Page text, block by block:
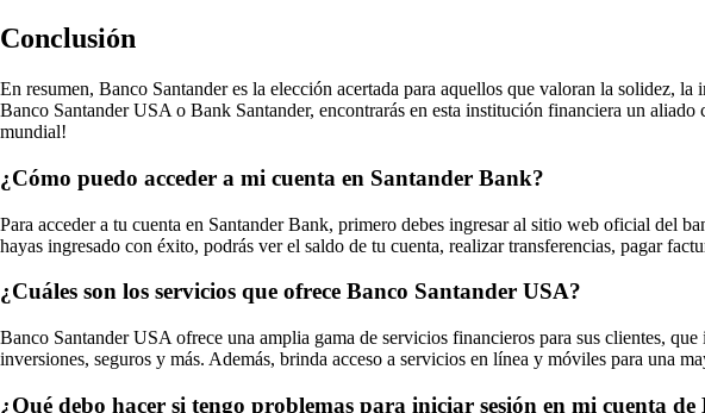
Conclusión
En resumen, Banco Santander es la elección acertada para aquellos que valoran la solidez,
Banco Santander USA o Bank Santander, encontrarás en esta institución financiera un
mundial!
¿Cómo puedo acceder a mi cuenta en Santander Bank?
Para acceder a tu cuenta en Santander Bank, primero debes ingresar al sitio web oficial del
hayas ingresado con éxito, podrás ver el saldo de tu cuenta, realizar transferencias, pagar
¿Cuáles son los servicios que ofrece Banco Santander USA?
Banco Santander USA ofrece una amplia gama de servicios financieros para sus clientes,
inversiones, seguros y más. Además, brinda acceso a servicios en línea y móviles para una
¿Qué debo hacer si tengo problemas para iniciar sesión en mi cuenta